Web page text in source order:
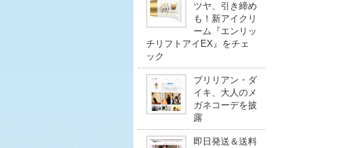
ツヤ、引き締め
も！新アイクリ
ーム『エンリッ
チリフトアイEX』をチェ
ック
ブリリアン・ダ
イキ、大人のメ
ガネコーデを披
露
即日発送＆送料